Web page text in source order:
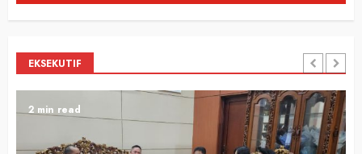
EKSEKUTIF
2 min read